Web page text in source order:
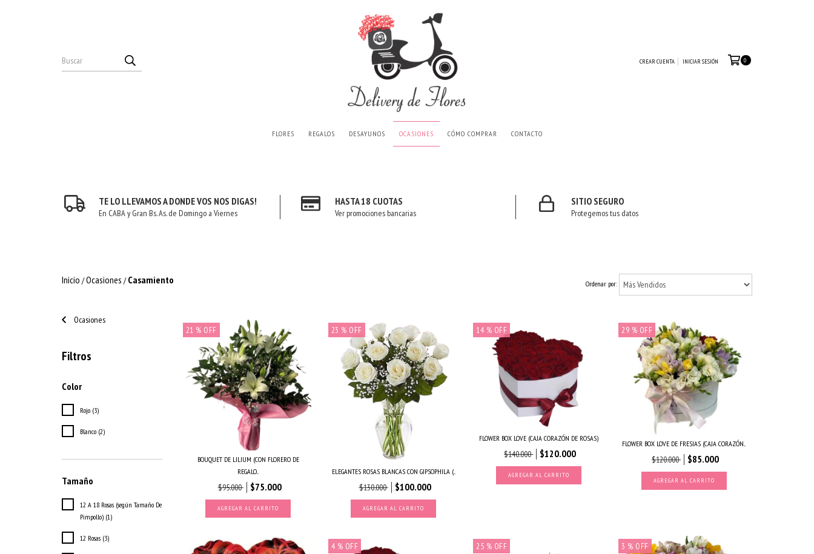
CREAR CUENTA INICIAR SESIÓN 0
FLORES REGALOS DESAYUNOS OCASIONES CÓMO COMPRAR CONTACTO
TE LO LLEVAMOS A DONDE VOS NOS DIGAS!
En CABA y Gran Bs. As. de Domingo a Viernes
HASTA 18 CUOTAS
Ver promociones bancarias
SITIO SEGURO
Protegemos tus datos
Inicio /Ocasiones / Casamiento Ordenar por:
Ocasiones
Filtros
Color
Rojo (3)
Blanco (2)
Tamaño
12 A 18 Rosas (según Tamaño De
Pimpollo) (1)
12 Rosas (3)
21 % OFF
BOUQUET DE LILIUM (CON FLORERO DE
REGALO...
$95.000 $75.000
AGREGAR AL CARRITO
23 % OFF
ELEGANTES ROSAS BLANCAS CON GIPSOPHILA (...
$130.000 $100.000
AGREGAR AL CARRITO
14% OFF
FLOWER BOX LOVE (CAJA CORAZÓN DE ROSAS)
$140.000 $120.000
AGREGAR AL CARRITO
29 % OFF
FLOWER BOX LOVE DE FRESIAS (CAJA CORAZÓN...
$120.000 $85.000
4% OFF 25 % OFF 3 % OFF